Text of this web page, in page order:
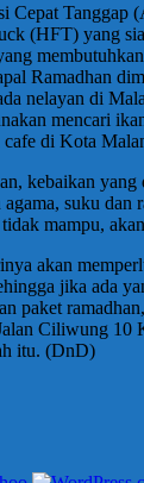
Cepat Tanggap
(HFT) yang
Ramadhan
nelayan di
mencari
cafe di Kota
kebaikan yang
suku dan
mampu,
akan
jika ada
paket
Ciliwung 10
itu. (DnD)